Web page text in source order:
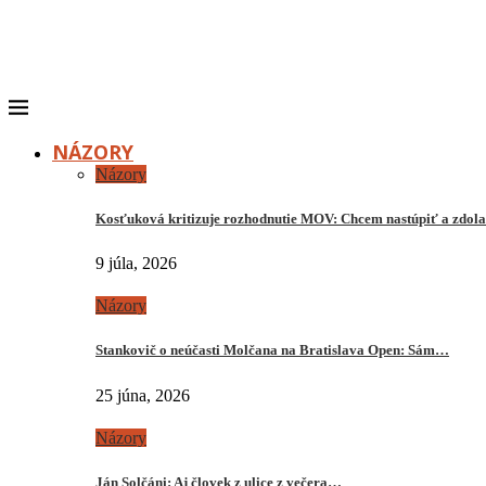
NÁZORY
Názory
Kosťuková kritizuje rozhodnutie MOV: Chcem nastúpiť a
9 júla, 2026
Názory
Stankovič o neúčasti Molčana na Bratislava Open: Sám…
25 júna, 2026
Názory
Ján Solčáni: Aj človek z ulice z večera…